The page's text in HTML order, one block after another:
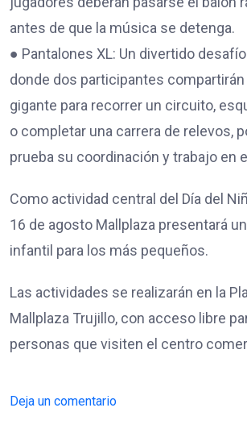
antes de que la música se detenga.
● Pantalones XL: Un divertido
donde dos participantes compartirán
gigante para recorrer un circuito,
o completar una carrera de relevos,
prueba su coordinación y trabajo en
Como actividad central del Día del
16 de agosto Mallplaza presentará
infantil para los más pequeños.
Las actividades se realizarán en la
Mallplaza Trujillo, con acceso libre
personas que visiten el centro
Deja un comentario